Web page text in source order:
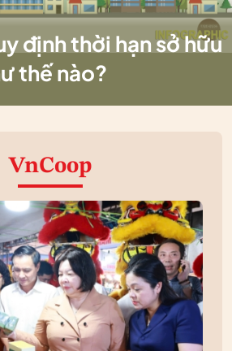
định thời hạn sở hữu
thế nào?
VnCoop